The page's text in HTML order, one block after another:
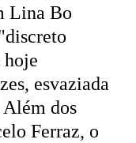
Lina Bo
hoje
esvaziada
dos
Ferraz, o